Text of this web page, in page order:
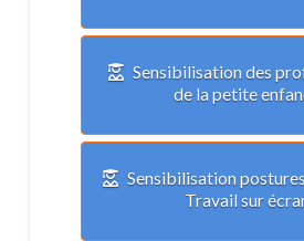
Sensibilisation des
de la petite
Sensibilisation
Travail sur